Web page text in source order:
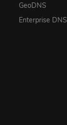
GeoDNS
Enterprise DNS